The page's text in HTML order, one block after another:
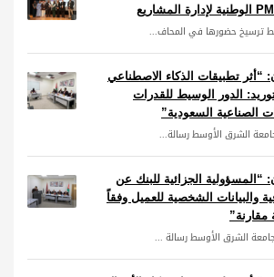
ترسيخ حضورها في المحاف...
“أثر تطبيقات الذكاء الاصطناعي
الدور الوسيط للقدرات
الصناعية السعودية”
الشرق الأوسط رسالة...
“المسؤولية الجزائية للبنك عن
والبيانات الشخصية للعميل وفقاً
مقارنة”
الشرق الأوسط رسالة ...